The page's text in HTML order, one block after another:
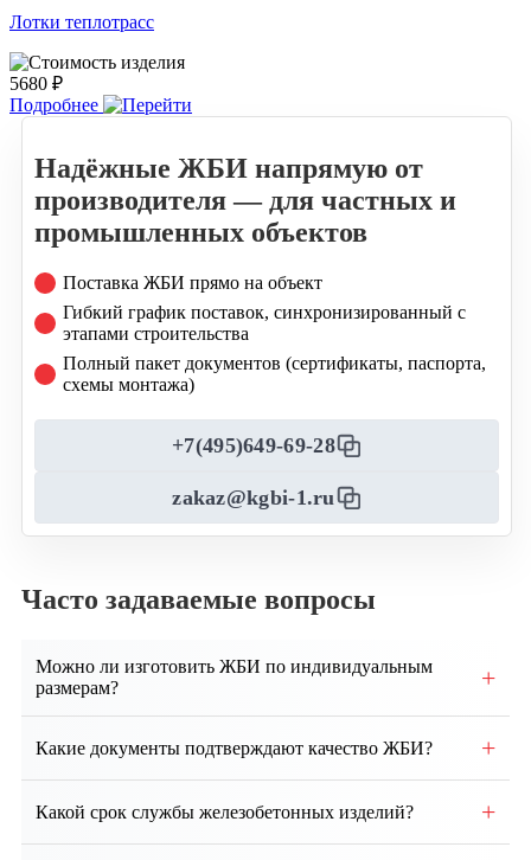
Лотки теплотрасс
5680 ₽
Подробнее
Надёжные ЖБИ напрямую от
производителя — для частных и
промышленных объектов
Поставка ЖБИ прямо на объект
Гибкий график поставок, синхронизированный с
этапами строительства
Полный пакет документов (сертификаты, паспорта,
схемы монтажа)
+7(495)649-69-28
zakaz@kgbi-1.ru
Часто задаваемые вопросы
Можно ли изготовить ЖБИ по индивидуальным
размерам?
+
индивидуальным чертежам и техническим
Какие документы подтверждают качество ЖБИ? +
сертификатами соответствия и протоколами
Какой срок службы железобетонных изделий? +